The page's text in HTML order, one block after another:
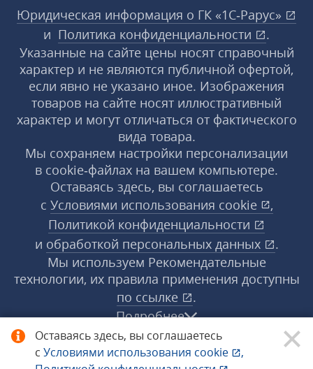
Оставаясь здесь, вы соглашаетесь
с Условиями использования cookie
,
Юридическая информация о ГК «1С‑Рарус»
и Политика конфиденциальности
.
Указанные на сайте цены носят справочный
характер и не являются публичной офертой,
если явно не указано иное. Изображения
товаров на сайте носят иллюстративный
характер и могут отличаться от фактического
вида товара.
Мы сохраняем настройки персонализации
в cookie‑файлах на вашем компьютере.
Оставаясь здесь, вы соглашаетесь
с Условиями использования cookie
,
Политикой конфиденциальности
и обработкой персональных данных
.
Мы используем Рекомендательные
технологии, их правила применения доступны
по ссылке
.
Подробнее
© 1998−2026 «1С‑Рарус» ®. Все права